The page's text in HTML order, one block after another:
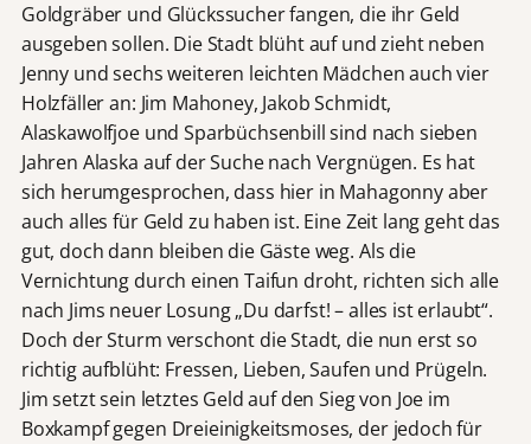
Goldgräber und Glückssucher fangen, die ihr Geld
ausgeben sollen. Die Stadt blüht auf und zieht neben
Jenny und sechs weiteren leichten Mädchen auch vier
Holzfäller an: Jim Mahoney, Jakob Schmidt,
Alaskawolfjoe und Sparbüchsenbill sind nach sieben
Jahren Alaska auf der Suche nach Vergnügen. Es hat
sich herumgesprochen, dass hier in Mahagonny aber
auch alles für Geld zu haben ist. Eine Zeit lang geht das
gut, doch dann bleiben die Gäste weg. Als die
Vernichtung durch einen Taifun droht, richten sich alle
nach Jims neuer Losung „Du darfst! – alles ist erlaubt“.
Doch der Sturm verschont die Stadt, die nun erst so
richtig aufblüht: Fressen, Lieben, Saufen und Prügeln.
Jim setzt sein letztes Geld auf den Sieg von Joe im
Boxkampf gegen Dreieinigkeitsmoses, der jedoch für